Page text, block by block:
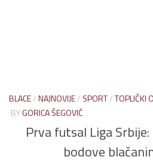
BLACE/NAJNOVIJE/ SPORT/TOPLIČKI
BYGORICA ŠEGOVIĆ
Prva futsal Liga
bodove